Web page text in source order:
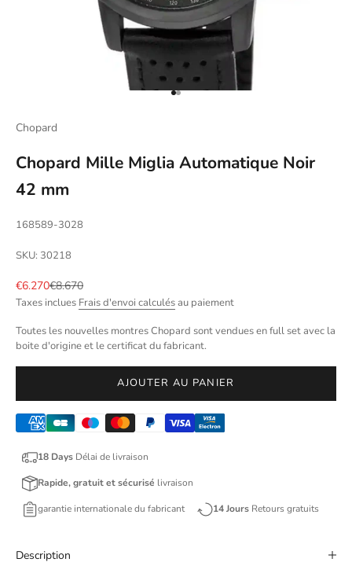
Aller à l'élément 1
Aller à l'élément 2
Chopard
Chopard Mille Miglia Automatique Noir
42 mm
168589-3028
SKU: 30218
Prix de vente
€6.270Prix normal
€8.670
Taxes inclues Frais d'envoi calculésau paiement
Toutes les nouvelles montres Chopard sont vendues en full set avec la
boite d'origine et le certificat du fabricant.
AJOUTER AU PANIER
18 Days Délai de livraison
Rapide, gratuit et sécurisé livraison
garantie internationale du fabricant 14 Jours Retours gratuits
Description